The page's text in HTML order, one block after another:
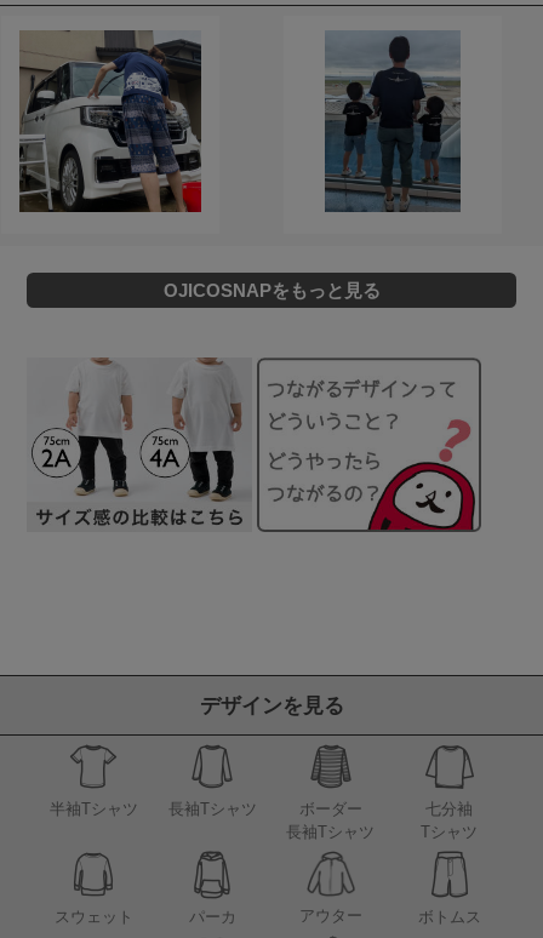
OJICOSNAPをもっと見る
デザインを見る
半袖Tシャツ 長袖Tシャツ
ボーダー
長袖Tシャツ
七分袖
Tシャツ
スウェット パーカ アウター ボトムス